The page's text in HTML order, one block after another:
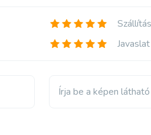
Szállítás
Javaslat
Írja be a képen